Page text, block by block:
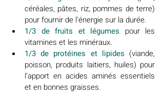
céréales, pâtes, riz, pommes de terre)
pour fournir de l’énergie sur la durée.
1/3 de fruits et légumes pour les
vitamines et les minéraux.
1/3 de protéines et lipides (viande,
poisson, produits laitiers, huiles) pour
l’apport en acides aminés essentiels
et en bonnes graisses.